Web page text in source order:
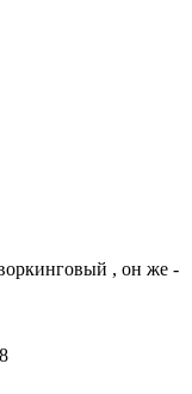
, он же -